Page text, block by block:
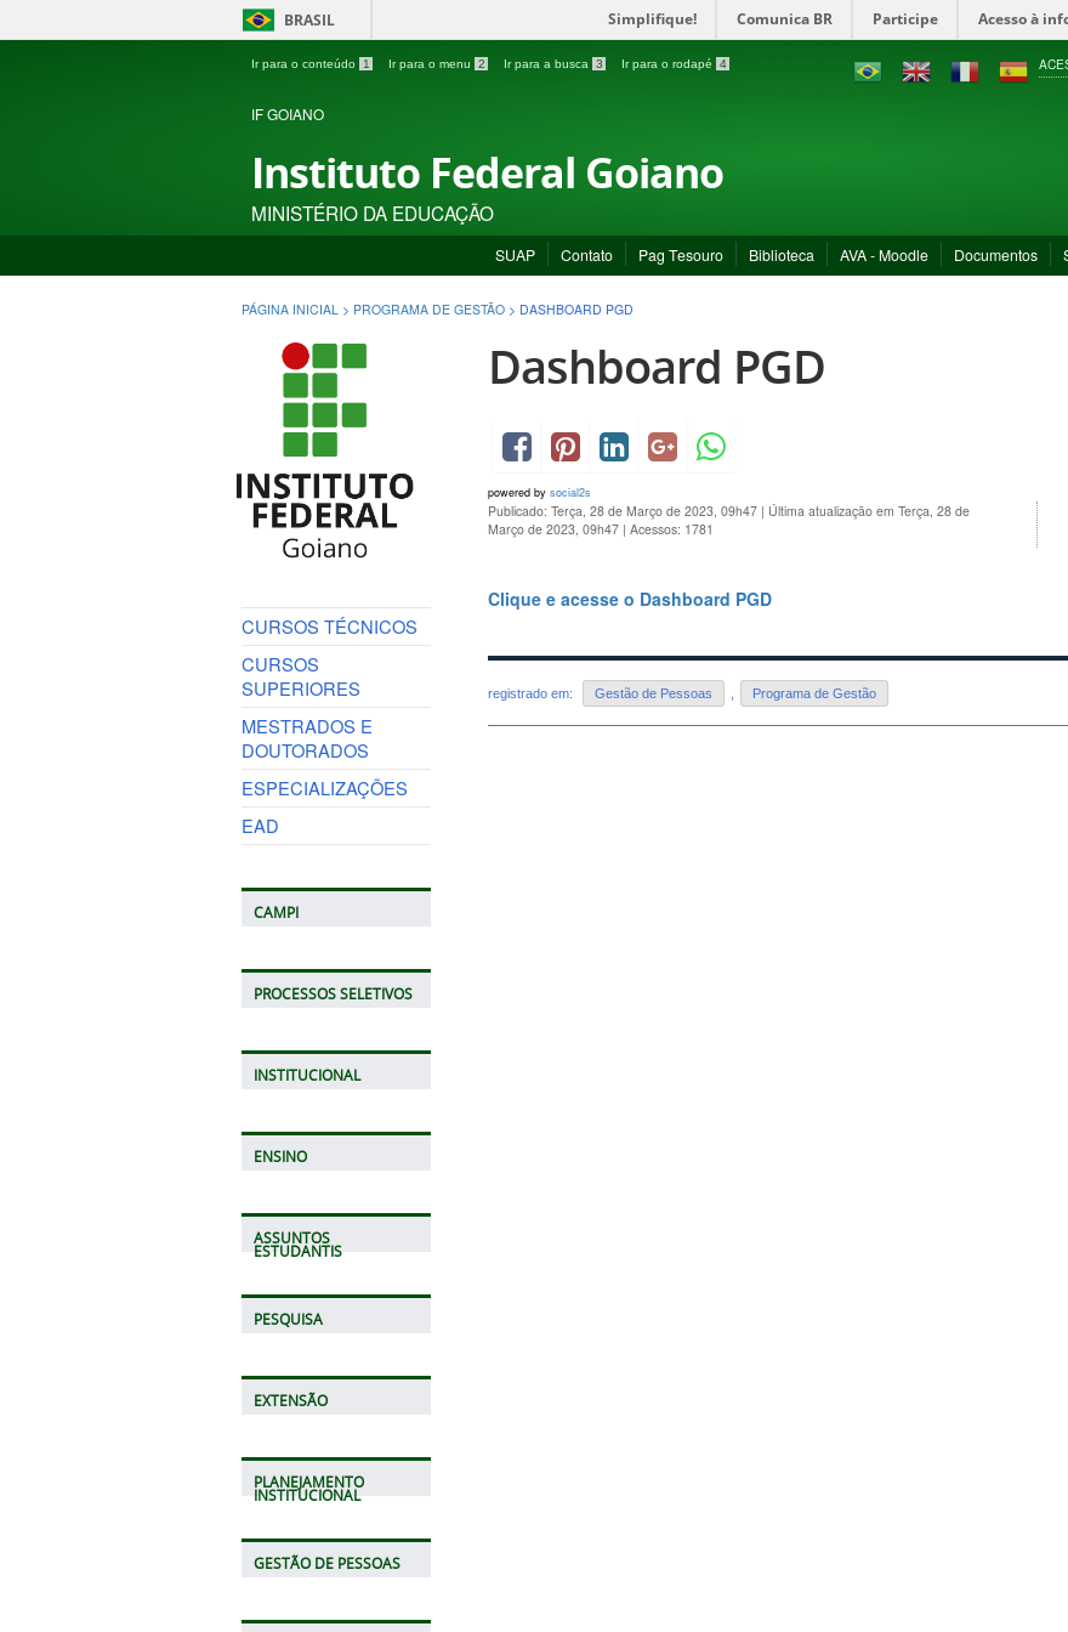
BRASIL Simplifique! Comunica BR Participe Acesso à
Ir para o conteúdo 1 Ir para o menu 2 Ir para a busca 3 Ir para o rodapé 4
IF GOIANO
Instituto Federal Goiano
MINISTÉRIO DA EDUCAÇÃO
SUAP Contato Pag Tesouro Biblioteca AVA - Moodle Documentos
PÁGINA INICIAL > PROGRAMA DE GESTÃO > DASHBOARD PGD
CURSOS TÉCNICOS
CURSOS
SUPERIORES
MESTRADOS E
DOUTORADOS
ESPECIALIZAÇÕES
EAD
CAMPI
PROCESSOS SELETIVOS
INSTITUCIONAL
ENSINO
ASSUNTOS
ESTUDANTIS
PESQUISA
EXTENSÃO
PLANEJAMENTO
INSTITUCIONAL
GESTÃO DE PESSOAS
Dashboard PGD
powered by social2s
Publicado: Terça, 28 de Março de 2023, 09h47 | Última atualização em Terça, 28 de
Março de 2023, 09h47 | Acessos: 1781
Clique e acesse o Dashboard PGD
registrado em: Gestão de Pessoas Programa de Gestão